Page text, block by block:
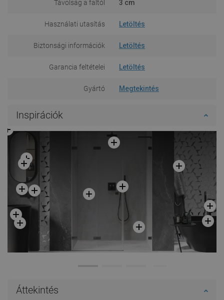
Távolság a faltól 3 cm
Használati utasítás Letöltés
Biztonsági információk Letöltés
Garancia feltételei Letöltés
Gyártó Megtekintés
Inspirációk
Áttekintés